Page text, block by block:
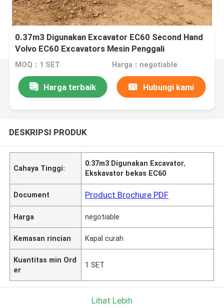
0.37m3 Digunakan Excavator EC60 Second Hand
Volvo EC60 Excavators Mesin Penggali
MOQ：1 SET Harga：negotiable
Harga terbaik Hubungi kami
DESKRIPSI PRODUK
Cahaya Tinggi:
0.37m3 Digunakan Excavator,
Ekskavator bekas EC60
Document Product Brochure PDF
Harga negotiable
Kemasan rincian Kapal curah
Kuantitas min Ord
er
1 SET
Lihat Lebih